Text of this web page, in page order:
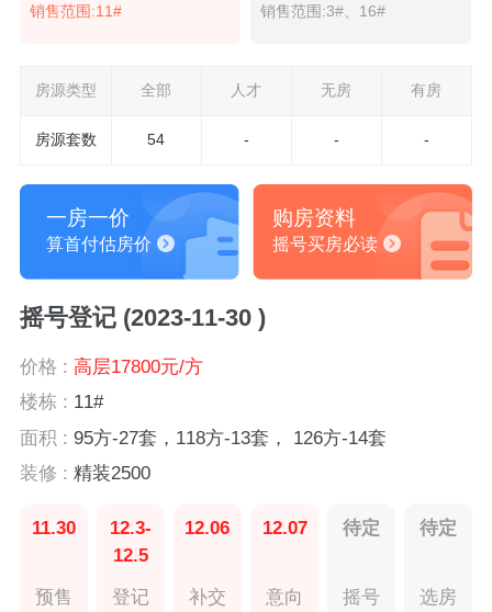
销售范围:11#
销售范围:3#、16#
房源类型 全部 人才 无房 有房
房源套数 54 - - -
一房一价
算首付估房价
购房资料
摇号买房必读
摇号登记 (2023-11-30 )
价格 : 高层17800元/方
楼栋 : 11#
面积 : 95方-27套，118方-13套， 126方-14套
装修 : 精装2500
11.30
预售
12.3-
12.5
登记
12.06
补交
12.07
意向
待定
摇号
待定
选房